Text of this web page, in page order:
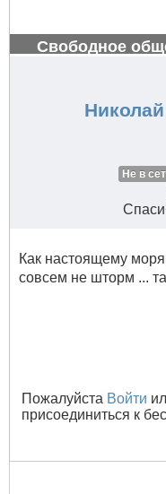
Свободное
Не в
Как настоящему
совсем не шторм ...
Пожалуйста Войти
присоединиться к